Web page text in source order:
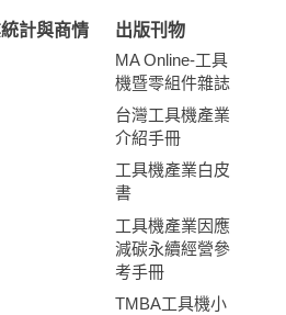
計與商情
出版刊物
MA Online-工具
機暨零組件雜誌
台灣工具機產業
介紹手冊
工具機產業白皮
書
工具機產業因應
減碳永續經營參
考手冊
TMBA工具機小